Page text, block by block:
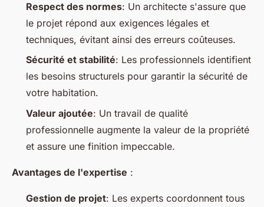
Respect des normes: Un architecte s'assure que
le projet répond aux exigences légales et
techniques, évitant ainsi des erreurs coûteuses.
Sécurité et stabilité: Les professionnels identifient
les besoins structurels pour garantir la sécurité de
votre habitation.
Valeur ajoutée: Un travail de qualité
professionnelle augmente la valeur de la propriété
et assure une finition impeccable.
Avantages de l'expertise :
Gestion de projet: Les experts coordonnent tous